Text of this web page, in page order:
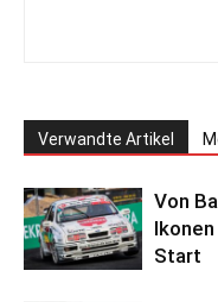
Verwandte Artikel
Von
Start